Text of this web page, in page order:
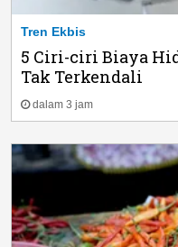
Tren Ekbis
5 Ciri-ciri Biaya
Tak Terkendali
dalam 3 jam